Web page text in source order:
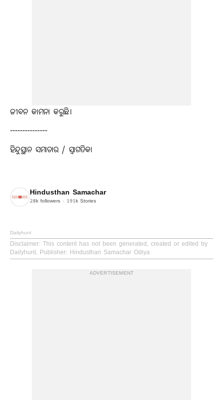
ଜୀବନ କାମନା କରୁଛି।
---------------
ହିନ୍ଦୁସ୍ଥାନ ସମାଚାର / ସ୍ୱାଗତିକା
Hindusthan Samachar
28k followers 191k Stories
Dailyhunt
Disclaimer: This content has not been generated, created or edited by
Dailyhunt. Publisher: Hindusthan Samachar Odiya
ADVERTISEMENT